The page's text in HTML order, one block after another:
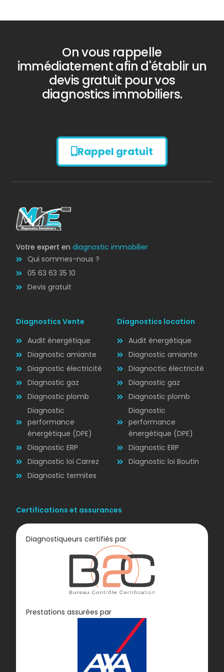
Diagnostic
AMIANTE
Diagnostic
ÉLECTRICITÉ
Diagnostic
On vous rappelle
immédiatement afin d'établir un
devis gratuit pour vos
diagnostics immobiliers.
Rappel gratuit
Votre expert endiagnostic immobilier
Qui sommes-nous ?
05 63 63 35 10
Devis gratuit
Diagnostics Vente
Audit énergétique
Diagnostic amiante
Diagnostic électricité
Diagnostic gaz
Diagnostic plomb
Diagnostic
performance
énergétique (DPE)
Diagnostic ERP
Diagnostic loi Carrez
Diagnostic termites
Diagnostics location
Audit énergétique
Diagnostic amiante
Diagnoctic électricité
Diagnostic gaz
Diagnostic plomb
Diagnostic
performance
énergétique (DPE)
Diagnostic ERP
Diagnostic loi Boutin
Certifications et assurances
Diagnostiqueurs certifiés par
Prestations assurées par